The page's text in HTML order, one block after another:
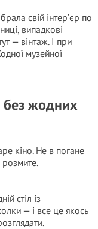
свій інтер’єр по
випадкові
— вінтаж. І при
музейної
без жодних
кіно. Не в погане
розмите.
стіл із
— і все це якось